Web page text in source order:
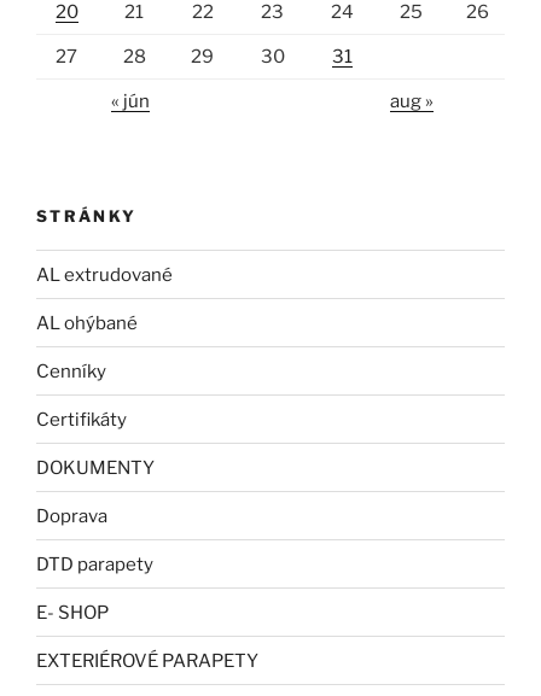
20 21 22 23 24 25 26
27 28 29 30 31
« jún aug »
STRÁNKY
AL extrudované
AL ohýbané
Cenníky
Certifikáty
DOKUMENTY
Doprava
DTD parapety
E- SHOP
EXTERIÉROVÉ PARAPETY